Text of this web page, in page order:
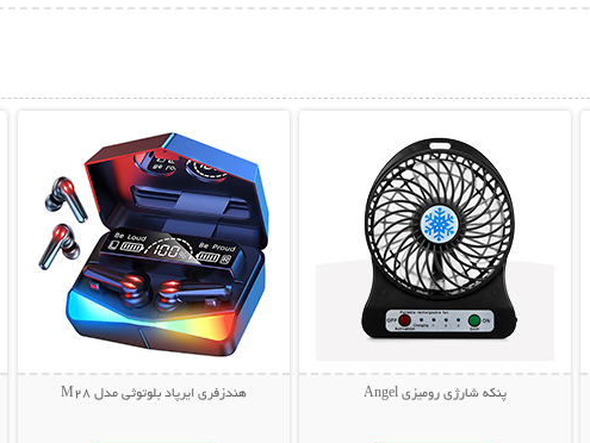
پنکه شارژی رومیزی Angel هندزفری ایرپاد بلوتوثی مدل M28